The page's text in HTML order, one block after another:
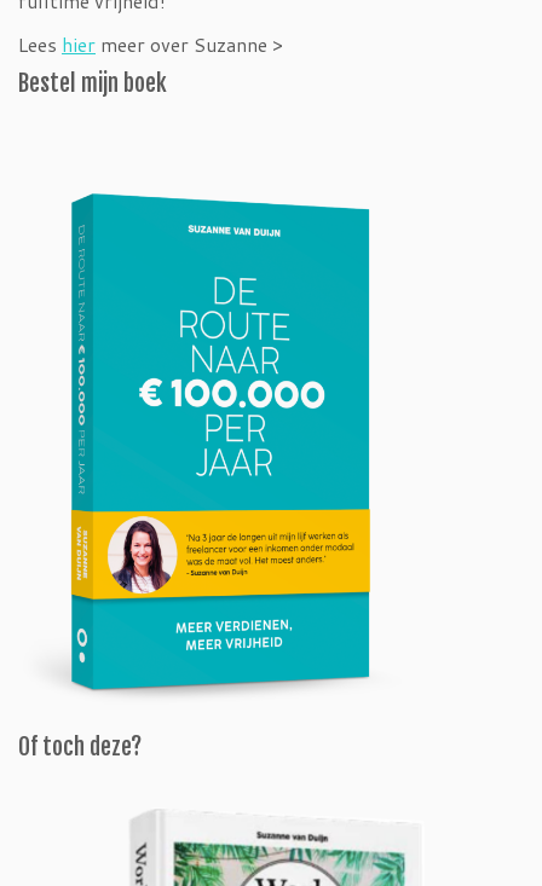
Lees hier meer over Suzanne >
Bestel mijn boek
Of toch deze?